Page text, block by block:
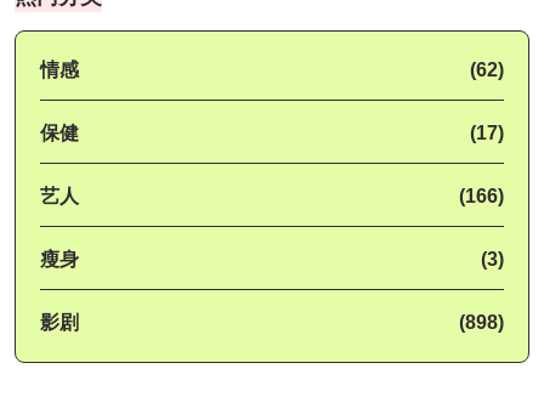
情感 (62)
保健 (17)
艺人 (166)
瘦身 (3)
影剧 (898)